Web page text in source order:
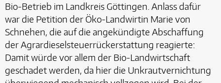
Bio-Betrieb im Landkreis Göttingen. Anlass dafür
war die Petition der Öko-Landwirtin Marie von
Schnehen, die auf die angekündigte Abschaffung
der Agrardieselsteuerrückerstattung reagierte:
Damit würde vor allem der Bio-Landwirtschaft
geschadet werden, da hier die Unkrautvernichtung